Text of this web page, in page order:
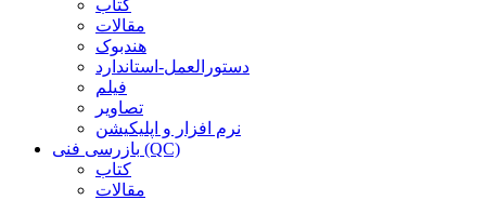
کتاب
مقالات
هندبوک
دستورالعمل-استاندارد
فیلم
تصاویر
نرم افزار و اپلیکیشن
بازرسی فنی (QC)
کتاب
مقالات